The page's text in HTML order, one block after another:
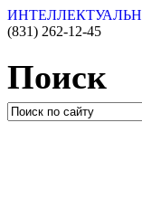
(831) 262-12-45
Поиск